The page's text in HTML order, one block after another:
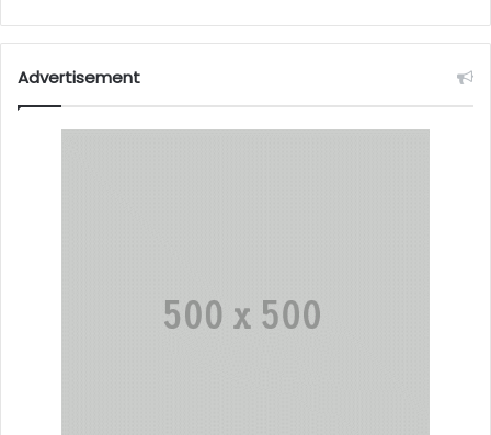
Advertisement